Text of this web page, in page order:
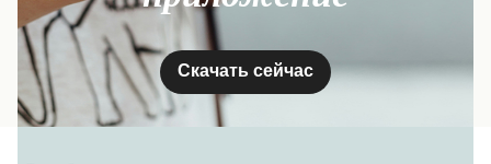
Скачать сейчас